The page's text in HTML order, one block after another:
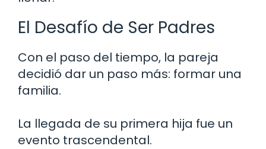
El Desafío de Ser Padres
Con el paso del tiempo, la pareja
decidió dar un paso más: formar una
familia.
La llegada de su primera hija fue un
evento trascendental.